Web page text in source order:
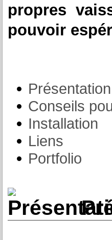
propres
pouvoir
Présentation
Conseils
Installation
Liens
Portfolio